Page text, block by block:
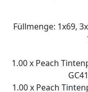
Füllmenge: 1x69,
1.00 x Peach
1.00 x Peach